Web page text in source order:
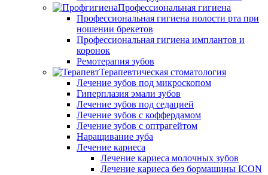
Профессиональная гигиена
Профессиональная гигиена полости рта при
ношении брекетов
Профессиональная гигиена имплантов и
коронок
Ремотерапия зубов
Терапевтическая стоматология
Лечение зубов под микроскопом
Гиперплазия эмали зубов
Лечение зубов под седацией
Лечение зубов с коффердамом
Лечение зубов с оптрагейтом
Наращивание зуба
Лечение кариеса
Лечение кариеса молочных зубов
Лечение кариеса без бормашины ICON